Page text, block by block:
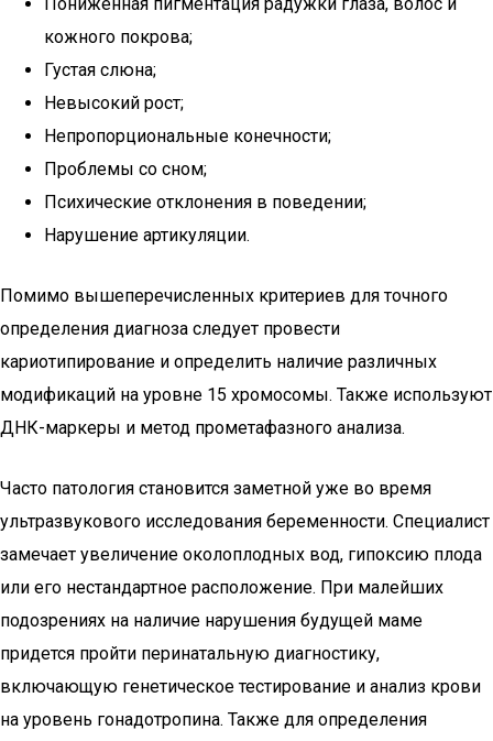
кожного покрова;
Густая слюна;
Невысокий рост;
Непропорциональные конечности;
Проблемы со сном;
Психические отклонения в поведении;
Нарушение артикуляции.
Помимо вышеперечисленных критериев для точного
определения диагноза следует провести
кариотипирование и определить наличие различных
модификаций на уровне 15 хромосомы. Также используют
ДНК-маркеры и метод прометафазного анализа.
Часто патология становится заметной уже во время
ультразвукового исследования беременности. Специалист
замечает увеличение околоплодных вод, гипоксию плода
или его нестандартное расположение. При малейших
подозрениях на наличие нарушения будущей маме
придется пройти перинатальную диагностику,
включающую генетическое тестирование и анализ крови
на уровень гонадотропина. Также для определения